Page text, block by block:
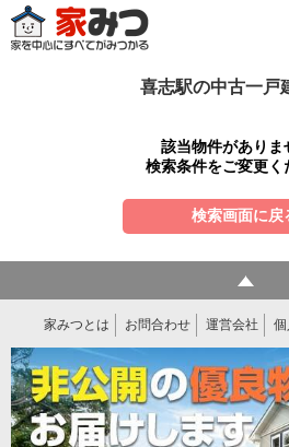
喜志駅の中古一戸
該当物件がありま
検索条件をご変更く
検索画面に戻
家みつとは お問合わせ 運営会社